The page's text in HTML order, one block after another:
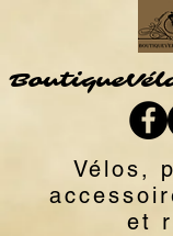
Vélos,
et